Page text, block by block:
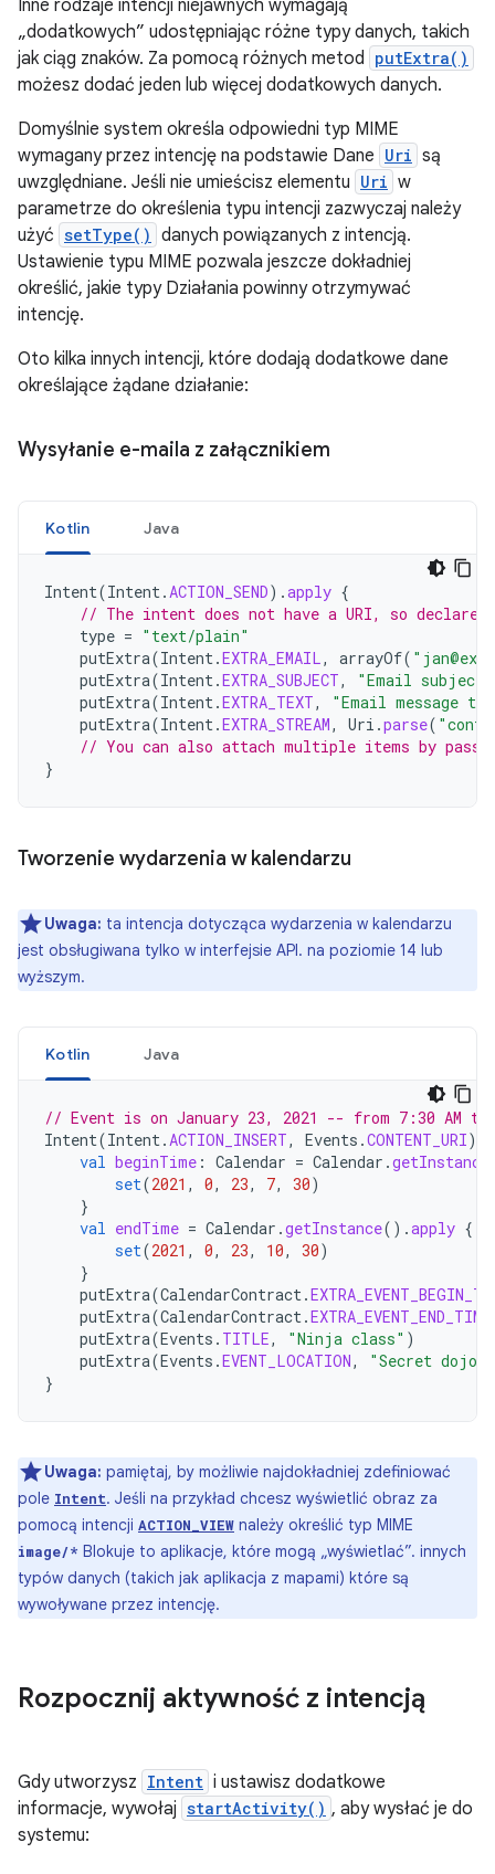
Inne rodzaje intencji niejawnych wymagają
„dodatkowych” udostępniając różne typy danych, takich
jak ciąg znaków. Za pomocą różnych metod putExtra()
możesz dodać jeden lub więcej dodatkowych danych.
Domyślnie system określa odpowiedni typ MIME
wymagany przez intencję na podstawie Dane Uri są
uwzględniane. Jeśli nie umieścisz elementu Uri w
parametrze do określenia typu intencji zazwyczaj należy
użyć setType() danych powiązanych z intencją.
Ustawienie typu MIME pozwala jeszcze dokładniej
określić, jakie typy Działania powinny otrzymywać
intencję.
Oto kilka innych intencji, które dodają dodatkowe dane
określające żądane działanie:
Wysyłanie e-maila z załącznikiem
Kotlin Java
Intent(Intent.ACTION_SEND).apply {
// The intent does not have a URI, so declare
type = "text/plain"
putExtra(Intent.EXTRA_EMAIL, arrayOf(
putExtra(Intent.EXTRA_SUBJECT, "Email subject"
putExtra(Intent.EXTRA_TEXT,
"Email message
putExtra(Intent.EXTRA_STREAM, Uri .parse(
// You can also attach multiple items by
}
Tworzenie wydarzenia w kalendarzu
Uwaga: ta intencja dotycząca wydarzenia w kalendarzu
jest obsługiwana tylko w interfejsie API. na poziomie 14 lub
wyższym.
Kotlin Java
// Event is on January 23, 2021 -- from 7:30 AM to
Intent(Intent.ACTION_INSERT, Events .CONTENT_URI).
val beginTime : Calendar = Calendar .getInstance
set(2021 , 0, 23, 7, 30)
}
val endTime = Calendar .getInstance().apply {
set(2021 , 0, 23, 10, 30)
}
putExtra(CalendarContract.
putExtra(CalendarContract.EXTRA_EVENT_END_TIME
putExtra(Events . TITLE, "Ninja class" )
putExtra(Events .EVENT_LOCATION, "Secret dojo"
}
Uwaga: pamiętaj, by możliwie najdokładniej zdefiniować
pole Intent. Jeśli na przykład chcesz wyświetlić obraz za
pomocą intencji ACTION_VIEW należy określić typ MIME
image/* Blokuje to aplikacje, które mogą „wyświetlać”. innych
typów danych (takich jak aplikacja z mapami) które są
wywoływane przez intencję.
Rozpocznij aktywność z intencją
Gdy utworzysz Intent i ustawisz dodatkowe
informacje, wywołaj startActivity() , aby wysłać je do
systemu: